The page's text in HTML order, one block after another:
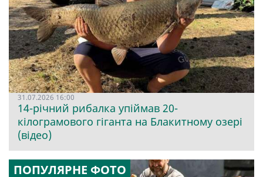
31.07.2026 16:00
14-річний рибалка упіймав 20-
кілограмового гіганта на Блакитному озері
(відео)
ПОПУЛЯРНЕ ФОТО